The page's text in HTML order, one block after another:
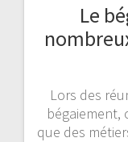
Le
Lors des
bégaiement,
que des